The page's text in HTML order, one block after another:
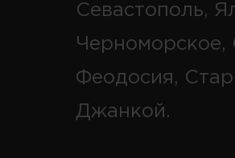
Севастополь,
Черноморское,
Феодосия,
Джанкой.